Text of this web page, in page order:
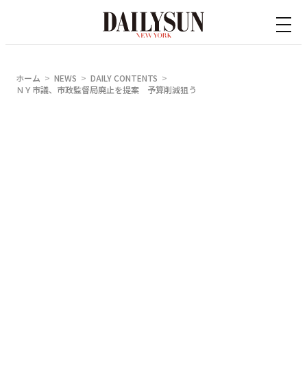
ホーム NEWS
DAILY CONTENTS
ＮＹ市議、市政監督局廃止を提案 予算削減狙う